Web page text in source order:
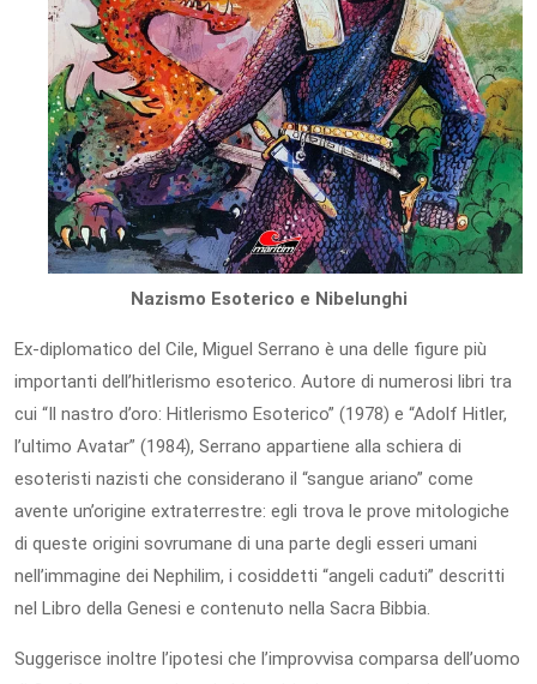
Nazismo Esoterico e Nibelunghi
Ex-diplomatico del Cile, Miguel Serrano è una delle figure più
importanti dell’hitlerismo esoterico. Autore di numerosi libri tra
cui “Il nastro d’oro: Hitlerismo Esoterico” (1978) e “Adolf Hitler,
l’ultimo Avatar” (1984), Serrano appartiene alla schiera di
esoteristi nazisti che considerano il “sangue ariano” come
avente un’origine extraterrestre: egli trova le prove mitologiche
di queste origini sovrumane di una parte degli esseri umani
nell’immagine dei Nephilim, i cosiddetti “angeli caduti” descritti
nel Libro della Genesi e contenuto nella Sacra Bibbia.
Suggerisce inoltre l’ipotesi che l’improvvisa comparsa dell’uomo